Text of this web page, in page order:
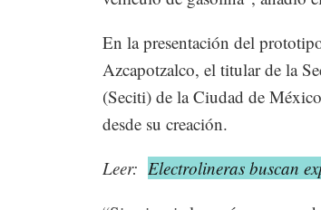
En la presentación del
Azcapotzalco, el titular de la
(Seciti) de la Ciudad de
desde su creación.
Leer: Electrolineras buscan